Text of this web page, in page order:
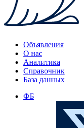
Объявления
О нас
Аналитика
Справочник
База данных
ФБ